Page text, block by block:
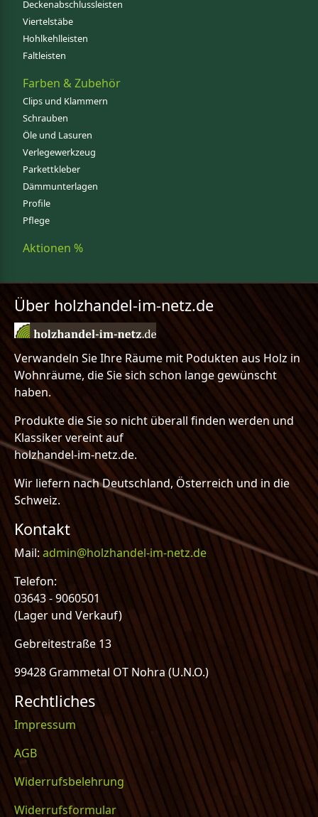
Deckenabschlussleisten
Viertelstäbe
Hohlkehlleisten
Faltleisten
Farben & Zubehör
Clips und Klammern
Schrauben
Öle und Lasuren
Verlegewerkzeug
Parkettkleber
Dämmunterlagen
Profile
Pflege
Aktionen %
Über holzhandel-im-netz.de
Verwandeln Sie Ihre Räume mit Podukten aus Holz in
Wohnräume, die Sie sich schon lange gewünscht
haben.
Produkte die Sie so nicht überall finden werden und
Klassiker vereint auf
holzhandel-im-netz.de.
Wir liefern nach Deutschland, Österreich und in die
Schweiz.
Kontakt
Mail: admin@holzhandel-im-netz.de
Telefon:
03643 - 9060501
(Lager und Verkauf)
Gebreitestraße 13
99428 Grammetal OT Nohra (U.N.O.)
Rechtliches
Impressum
AGB
Widerrufsbelehrung
Widerrufsformular